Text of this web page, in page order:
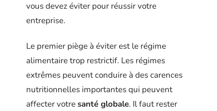
vous devez éviter pour réussir votre
entreprise.
Le premier piège à éviter est le régime
alimentaire trop restrictif. Les régimes
extrêmes peuvent conduire à des carences
nutritionnelles importantes qui peuvent
affecter votresanté globale. Il faut rester